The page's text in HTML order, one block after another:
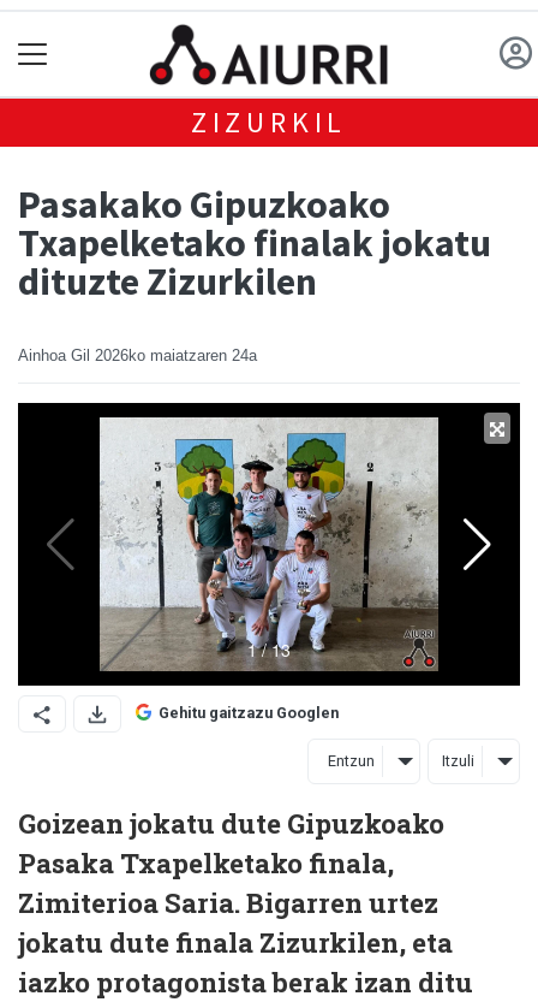
ZIZURKIL
Pasakako Gipuzkoako
Txapelketako finalak jokatu
dituzte Zizurkilen
Ainhoa Gil 2026ko maiatzaren 24a
Gehitu gaitzazu Googlen
Entzun Itzuli
Goizean jokatu dute Gipuzkoako
Pasaka Txapelketako finala,
Zimiterioa Saria. Bigarren urtez
jokatu dute finala Zizurkilen, eta
iazko protagonista berak izan ditu